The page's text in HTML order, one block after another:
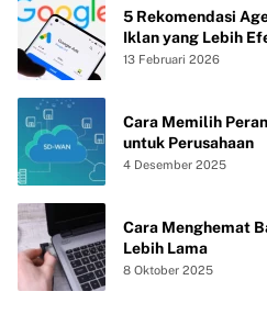
5 Rekomendasi
Iklan yang Lebih
13 Februari 2026
Cara Memilih
untuk Perusahaan
4 Desember 2025
Cara Menghemat
Lebih Lama
8 Oktober 2025